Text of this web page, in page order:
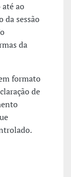
ao
sessão
da
formato
de